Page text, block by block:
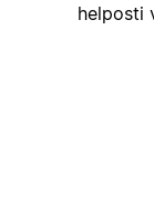
helposti